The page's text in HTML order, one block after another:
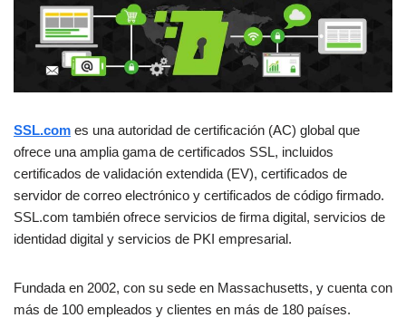
SSL.com es una autoridad de certificación (AC) global que
ofrece una amplia gama de certificados SSL, incluidos
certificados de validación extendida (EV), certificados de
servidor de correo electrónico y certificados de código firmado.
SSL.com también ofrece servicios de firma digital, servicios de
identidad digital y servicios de PKI empresarial.
Fundada en 2002, con su sede en Massachusetts, y cuenta con
más de 100 empleados y clientes en más de 180 países.